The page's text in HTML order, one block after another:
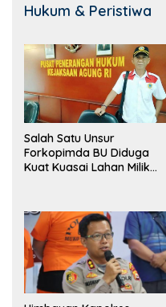
Hukum & Peristiwa
Salah Satu Unsur
Forkopimda BU Diduga
Kuat Kuasai Lahan Milik